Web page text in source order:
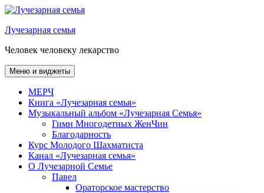
Перейти
содержимому
Лучезарная семья
Человек человеку лекарство
Меню и виджеты
МЕРЧ
Книга «Лучезарная семья»
Музыкальный альбом «Лучезарная Семья»
Гимн Многодетных ЖенЧин
Благодарность
Курс Молодого Шахматиста
Канал «Лучезарная семья»
О Лучезарной Семье
Павел
Ораторское мастерство